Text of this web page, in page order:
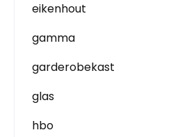
eikenhout
gamma
garderobekast
glas
hbo